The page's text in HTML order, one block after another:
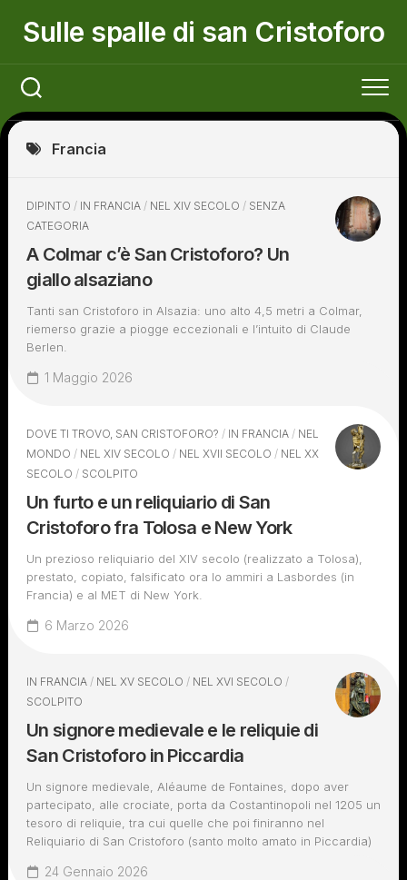
Sulle spalle di san Cristoforo
Francia
DIPINTO / IN FRANCIA / NEL XIV SECOLO / SENZA
CATEGORIA
A Colmar c’è San Cristoforo? Un
giallo alsaziano
Tanti san Cristoforo in Alsazia: uno alto 4,5 metri a Colmar,
riemerso grazie a piogge eccezionali e l’intuito di Claude
Berlen.
1 Maggio 2026
DOVE TI TROVO, SAN CRISTOFORO? / IN FRANCIA / NEL
MONDO / NEL XIV SECOLO / NEL XVII SECOLO / NEL XX
SECOLO / SCOLPITO
Un furto e un reliquiario di San
Cristoforo fra Tolosa e New York
Un prezioso reliquiario del XIV secolo (realizzato a Tolosa),
prestato, copiato, falsificato ora lo ammiri a Lasbordes (in
Francia) e al MET di New York.
6 Marzo 2026
IN FRANCIA / NEL XV SECOLO / NEL XVI SECOLO /
SCOLPITO
Un signore medievale e le reliquie di
San Cristoforo in Piccardia
Un signore medievale, Aléaume de Fontaines, dopo aver
partecipato, alle crociate, porta da Costantinopoli nel 1205 un
tesoro di reliquie, tra cui quelle che poi finiranno nel
Reliquiario di San Cristoforo (santo molto amato in Piccardia)
24 Gennaio 2026